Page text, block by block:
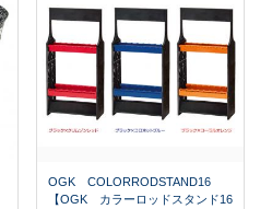
OGK COLORRODSTAND16
【OGK カラーロッドスタンド16